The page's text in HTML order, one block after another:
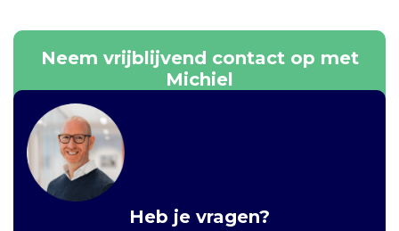
Neem vrijblijvend contact op met
Michiel
Heb je vragen?